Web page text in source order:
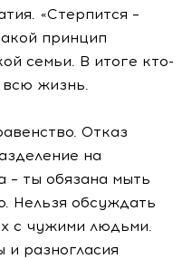
«Стерпится –
принцип
семьи. В итоге кто-
всю жизнь.
Отказ
на
– ты обязана мыть
Нельзя обсуждать
с чужими людьми.
разногласия